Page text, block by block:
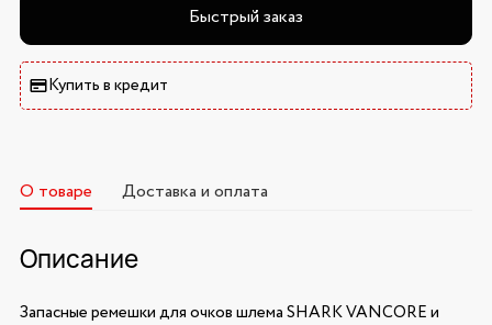
Быстрый заказ
Купить в кредит
О товаре Доставка и оплата
Описание
Запасные ремешки для очков шлема SHARK VANCORE и